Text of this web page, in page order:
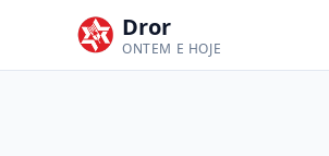
Dror
ONTEM E HOJE